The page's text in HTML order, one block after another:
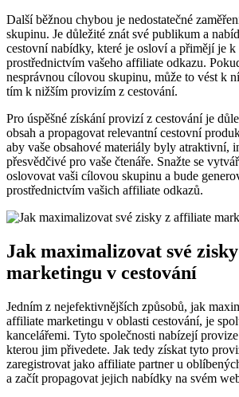
Další běžnou chybou je nedostatečné
skupinu. Je důležité znát své publikum a
cestovní nabídky, které je osloví a přimějí je k
prostřednictvím vašeho affiliate odkazu.
nesprávnou cílovou skupinu, může to vést k
tím k nižším provizím z cestování.
Pro úspěšné získání provizí z cestování je
obsah a propagovat relevantní cestovní
aby vaše obsahové materiály byly atraktivní,
přesvědčivé pro vaše čtenáře. Snažte se
oslovovat vaši cílovou skupinu a bude
prostřednictvím vašich affiliate odkazů.
Jak maximalizovat své
marketingu v cestování
Jedním z nejefektivnějších způsobů, jak
affiliate marketingu v oblasti cestování, je
kancelářemi. Tyto společnosti nabízejí
kterou jim přivedete. Jak tedy získat tyto
zaregistrovat jako affiliate partner u
a začít propagovat jejich nabídky na svém